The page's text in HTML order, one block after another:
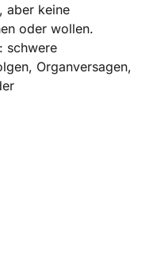
aber keine
oder wollen.
schwere
Organversagen,